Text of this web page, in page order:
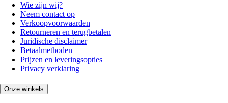
Wie zijn wij?
Neem contact op
Verkoopvoorwaarden
Retourneren en terugbetalen
Juridische disclaimer
Betaalmethoden
Prijzen en leveringsopties
Privacy verklaring
Onze winkels